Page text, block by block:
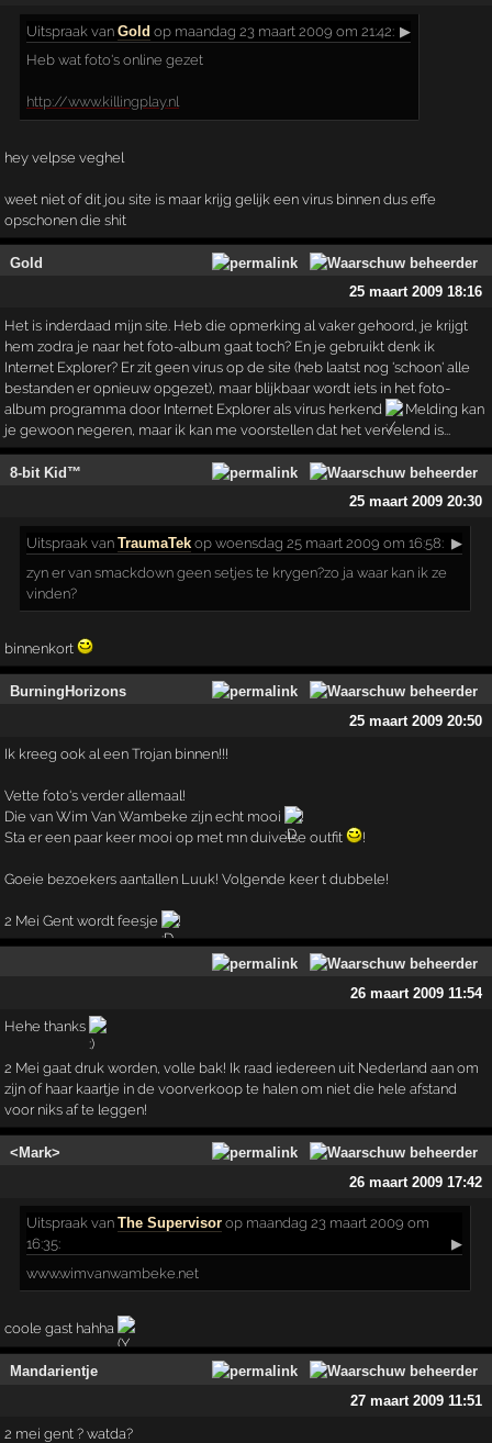
Uitspraak vanGold op maandag 23 maart 2009 om 21:42: ▶
Heb wat foto's online gezet
http://www.killingplay.nl
hey velpse veghel
weet niet of dit jou site is maar krijg gelijk een virus binnen dus effe
opschonen die shit
Gold
25 maart 2009 18:16
Het is inderdaad mijn site. Heb die opmerking al vaker gehoord, je krijgt
hem zodra je naar het foto-album gaat toch? En je gebruikt denk ik
Internet Explorer? Er zit geen virus op de site (heb laatst nog 'schoon' alle
bestanden er opnieuw opgezet), maar blijkbaar wordt iets in het foto-
album programma door Internet Explorer als virus herkend
Melding kan
je gewoon negeren, maar ik kan me voorstellen dat het vervelend is...
8-bit Kid™
25 maart 2009 20:30
Uitspraak vanTraumaTek op woensdag 25 maart 2009 om 16:58: ▶
zyn er van smackdown geen setjes te krygen?zo ja waar kan ik ze
vinden?
binnenkort
BurningHorizons
25 maart 2009 20:50
Ik kreeg ook al een Trojan binnen!!!
Vette foto's verder allemaal!
Die van Wim Van Wambeke zijn echt mooi
!
Sta er een paar keer mooi op met mn duivelse outfit
!
Goeie bezoekers aantallen Luuk! Volgende keer t dubbele!
2 Mei Gent wordt feesje !
26 maart 2009 11:54
Hehe thanks
2 Mei gaat druk worden, volle bak! Ik raad iedereen uit Nederland aan om
zijn of haar kaartje in de voorverkoop te halen om niet die hele afstand
voor niks af te leggen!
<Mark>
26 maart 2009 17:42
Uitspraak vanThe Supervisor op maandag 23 maart 2009 om
16:35:
▶
www.wimvanwambeke.net
coole gast hahha
Mandarientje
27 maart 2009 11:51
2 mei gent ? watda?